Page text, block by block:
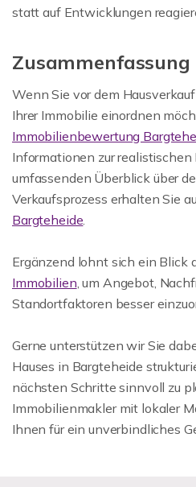
statt auf Entwicklungen
Wenn Sie vor dem
Ihrer Immobilie einordnen
Immobilienbewertung
Informationen zur realistischen
umfassenden Überblick über
Verkaufsprozess erhalten Sie
Bargteheide
Ergänzend lohnt sich ein Blick
Immobilien , um Angebot,
Standortfaktoren besser
Gerne unterstützen wir Sie
Hauses in Bargteheide
nächsten Schritte sinnvoll zu
Immobilienmakler mit lokaler
Ihnen für ein unverbindliches